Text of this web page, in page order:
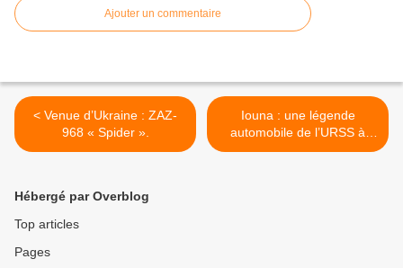
Ajouter un commentaire
< Venue d’Ukraine : ZAZ-
968 « Spider ».
Iouna : une légende
automobile de l’URSS à
l’abandon. >
Hébergé par Overblog
Top articles
Pages